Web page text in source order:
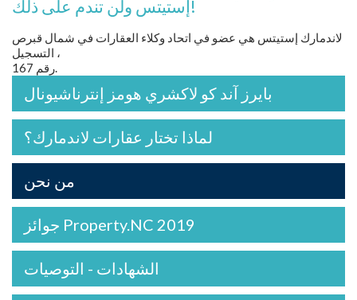
إستيتس ولن تندم على ذلك!
لاندمارك إستيتس هي عضو في اتحاد وكلاء العقارات في شمال قبرص
، التسجيل
رقم 167.
بايرز آند كو لاكشري هومز إنترناشيونال
لماذا تختار عقارات لاندمارك؟
من نحن
جوائز Property.NC 2019
الشهادات - التوصيات